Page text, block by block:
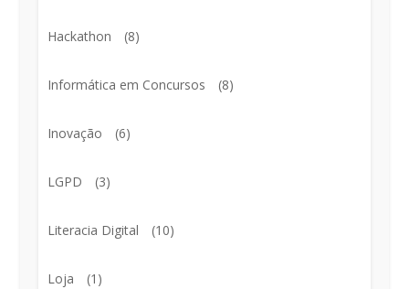
Hackathon (8)
Informática em Concursos (8)
Inovação (6)
LGPD (3)
Literacia Digital (10)
Loja (1)